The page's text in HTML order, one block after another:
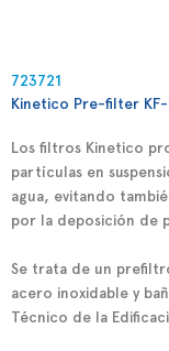
723721
Kinetico Pre-filter KF-
Los filtros Kinetico
partículas en
agua, evitando
por la deposición de
Se trata de un
acero inoxidable y
Técnico de la